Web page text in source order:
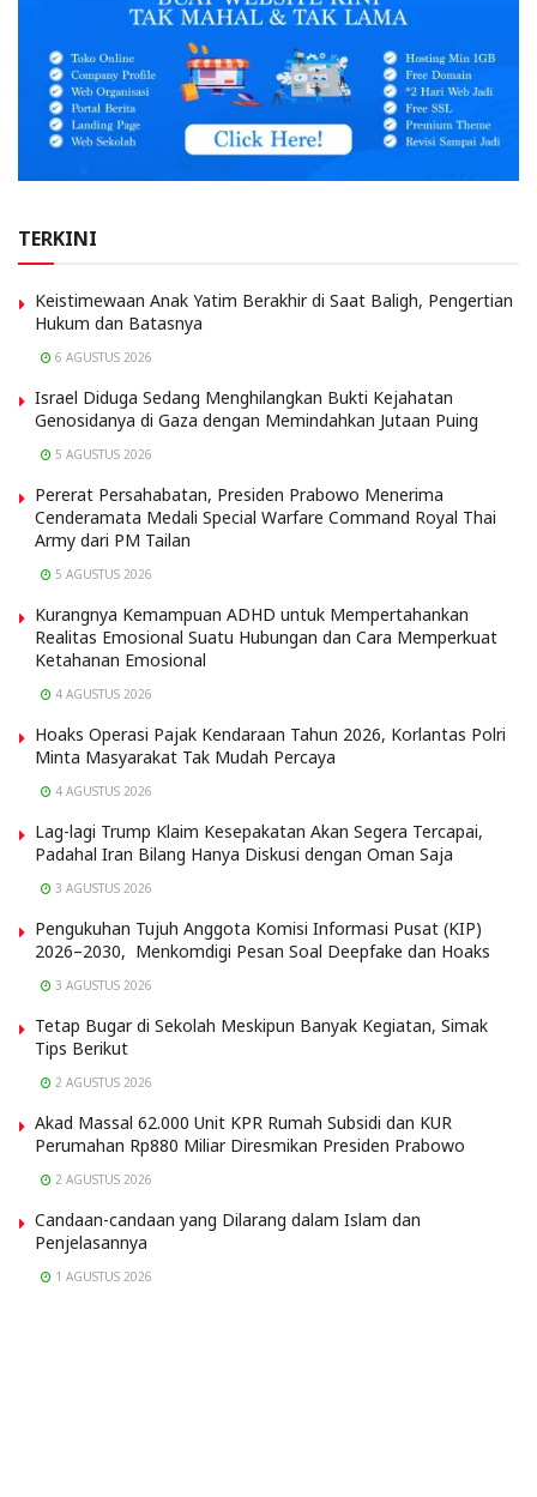
TERKINI
Keistimewaan Anak Yatim Berakhir di Saat Baligh, Pengertian
Hukum dan Batasnya
6 AGUSTUS 2026
Israel Diduga Sedang Menghilangkan Bukti Kejahatan
Genosidanya di Gaza dengan Memindahkan Jutaan Puing
5 AGUSTUS 2026
Pererat Persahabatan, Presiden Prabowo Menerima
Cenderamata Medali Special Warfare Command Royal Thai
Army dari PM Tailan
5 AGUSTUS 2026
Kurangnya Kemampuan ADHD untuk Mempertahankan
Realitas Emosional Suatu Hubungan dan Cara Memperkuat
Ketahanan Emosional
4 AGUSTUS 2026
Hoaks Operasi Pajak Kendaraan Tahun 2026, Korlantas Polri
Minta Masyarakat Tak Mudah Percaya
4 AGUSTUS 2026
Lag-lagi Trump Klaim Kesepakatan Akan Segera Tercapai,
Padahal Iran Bilang Hanya Diskusi dengan Oman Saja
3 AGUSTUS 2026
Pengukuhan Tujuh Anggota Komisi Informasi Pusat (KIP)
2026–2030, Menkomdigi Pesan Soal Deepfake dan Hoaks
3 AGUSTUS 2026
Tetap Bugar di Sekolah Meskipun Banyak Kegiatan, Simak
Tips Berikut
2 AGUSTUS 2026
Akad Massal 62.000 Unit KPR Rumah Subsidi dan KUR
Perumahan Rp880 Miliar Diresmikan Presiden Prabowo
2 AGUSTUS 2026
Candaan-candaan yang Dilarang dalam Islam dan
Penjelasannya
1 AGUSTUS 2026